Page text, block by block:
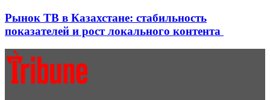
Рынок ТВ в Казахстане: стабильность
показателей и рост локального контента